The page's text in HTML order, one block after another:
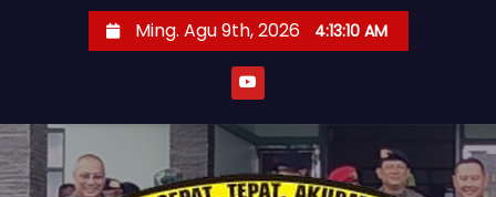
t
o
Ming. Agu 9th, 2026 4:13:12 AM